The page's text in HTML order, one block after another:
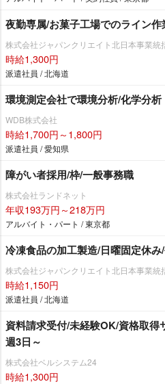
夜勤専属/お菓子工場でのライン
株式会社ジャパンクリエイト北日本事業統
時給1,300円
派遣社員 / 北海道
環境測定会社で環境分析/化学分析
WDB株式会社
時給1,700円～1,800円
派遣社員 / 愛知県
障がい者採用/枠/一般事務職
株式会社ランドネット
年収193万円～218万円
アルバイト・パート / 東京都
冷凍食品の加工製造/日曜固定休
株式会社ジャパンクリエイト北日本事業統
時給1,150円
派遣社員 / 北海道
資料請求受付/未経験OK/資格取得
週3日～
株式会社ベルシステム24
時給1,300円